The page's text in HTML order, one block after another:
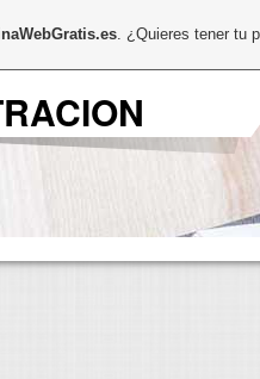
. ¿Quieres tener tu